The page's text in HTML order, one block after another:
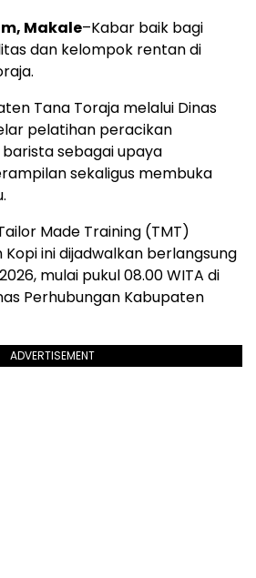
Makale–Kabar baik bagi
dan kelompok rentan di
Tana Toraja melalui Dinas
pelatihan peracikan
sebagai upaya
sekaligus membuka
Made Training (TMT)
ini dijadwalkan berlangsung
mulai pukul 08.00 WITA di
Perhubungan Kabupaten
ADVERTISEMENT